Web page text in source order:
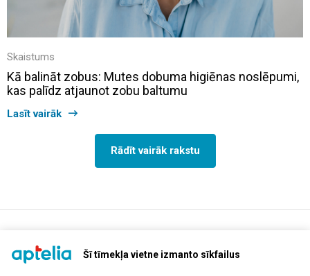
Šī tīmekļa vietne izmanto sīkfailus
Skaistums
Kā balināt zobus: Mutes dobuma higiēnas noslēpumi,
kas palīdz atjaunot zobu baltumu
Lasīt vairāk
Rādīt vairāk rakstu